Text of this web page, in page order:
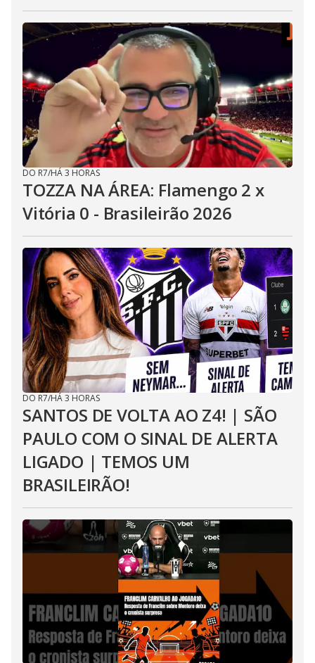
DO R7/HÁ 3 HORAS
TOZZA NA ÁREA: Flamengo 2 x
Vitória 0 - Brasileirão 2026
DO R7/HÁ 3 HORAS
SANTOS DE VOLTA AO Z4! | SÃO
PAULO COM O SINAL DE ALERTA
LIGADO | TEMOS UM
BRASILEIRÃO!